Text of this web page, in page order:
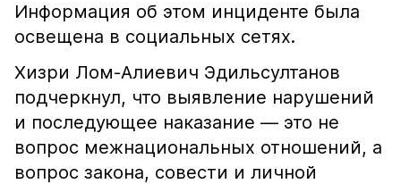
Информация об этом инциденте была
освещена в социальных сетях.
Хизри Лом-Алиевич Эдильсултанов
подчеркнул, что выявление нарушений
и последующее наказание — это не
вопрос межнациональных отношений, а
вопрос закона, совести и личной